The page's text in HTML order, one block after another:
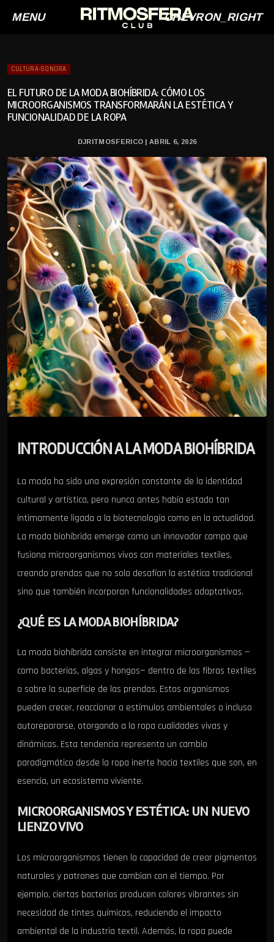
MENU CHEVRON_RIGHT
CULTURA-SONORA
EL FUTURO DE LA MODA BIOHÍBRIDA: CÓMO LOS
MICROORGANISMOS TRANSFORMARÁN LA ESTÉTICA Y
FUNCIONALIDAD DE LA ROPA
DJRITMOSFERICO | ABRIL 6, 2026
INTRODUCCIÓN A LA MODA BIOHÍBRIDA
La moda ha sido una expresión constante de la identidad
cultural y artística, pero nunca antes había estado tan
íntimamente ligada a la biotecnología como en la actualidad.
La moda biohíbrida emerge como un innovador campo que
fusiona microorganismos vivos con materiales textiles,
creando prendas que no solo desafían la estética tradicional
sino que también incorporan funcionalidades adaptativas.
¿QUÉ ES LA MODA BIOHÍBRIDA?
La moda biohíbrida consiste en integrar microorganismos —
como bacterias, algas y hongos— dentro de las fibras textiles
o sobre la superficie de las prendas. Estos organismos
pueden crecer, reaccionar a estímulos ambientales o incluso
autorepararse, otorgando a la ropa cualidades vivas y
dinámicas. Esta tendencia representa un cambio
paradigmático desde la ropa inerte hacia textiles que son, en
esencia, un ecosistema viviente.
MICROORGANISMOS Y ESTÉTICA: UN NUEVO
LIENZO VIVO
Los microorganismos tienen la capacidad de crear pigmentos
naturales y patrones que cambian con el tiempo. Por
ejemplo, ciertas bacterias producen colores vibrantes sin
necesidad de tintes químicos, reduciendo el impacto
ambiental de la industria textil. Además, la ropa puede